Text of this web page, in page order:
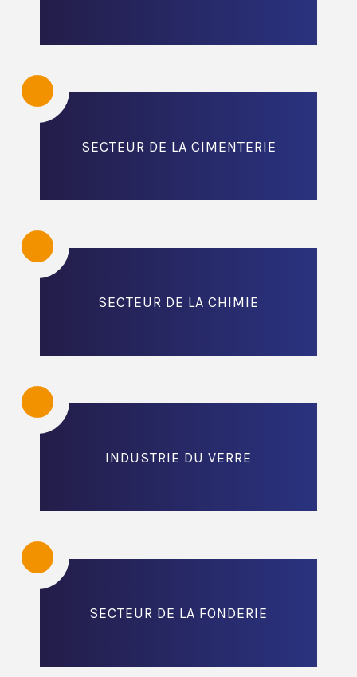
SECTEUR DE LA CIMENTERIE
SECTEUR DE LA CHIMIE
INDUSTRIE DU VERRE
SECTEUR DE LA FONDERIE